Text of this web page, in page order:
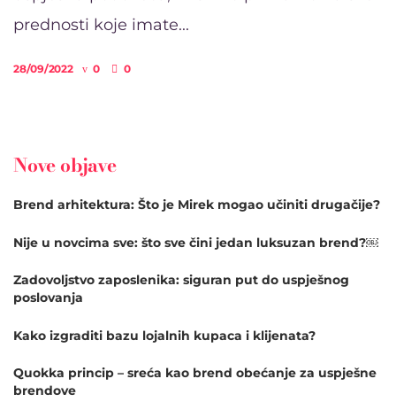
prednosti koje imate...
28/09/2022 0 0
Nove objave
Brend arhitektura: Što je Mirek mogao učiniti drugačije?
Nije u novcima sve: što sve čini jedan luksuzan brend?￼
Zadovoljstvo zaposlenika: siguran put do uspješnog
poslovanja
Kako izgraditi bazu lojalnih kupaca i klijenata?
Quokka princip – sreća kao brend obećanje za uspješne
brendove